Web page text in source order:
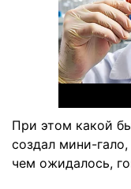
При этом какой
создал мини-
чем ожидалось,